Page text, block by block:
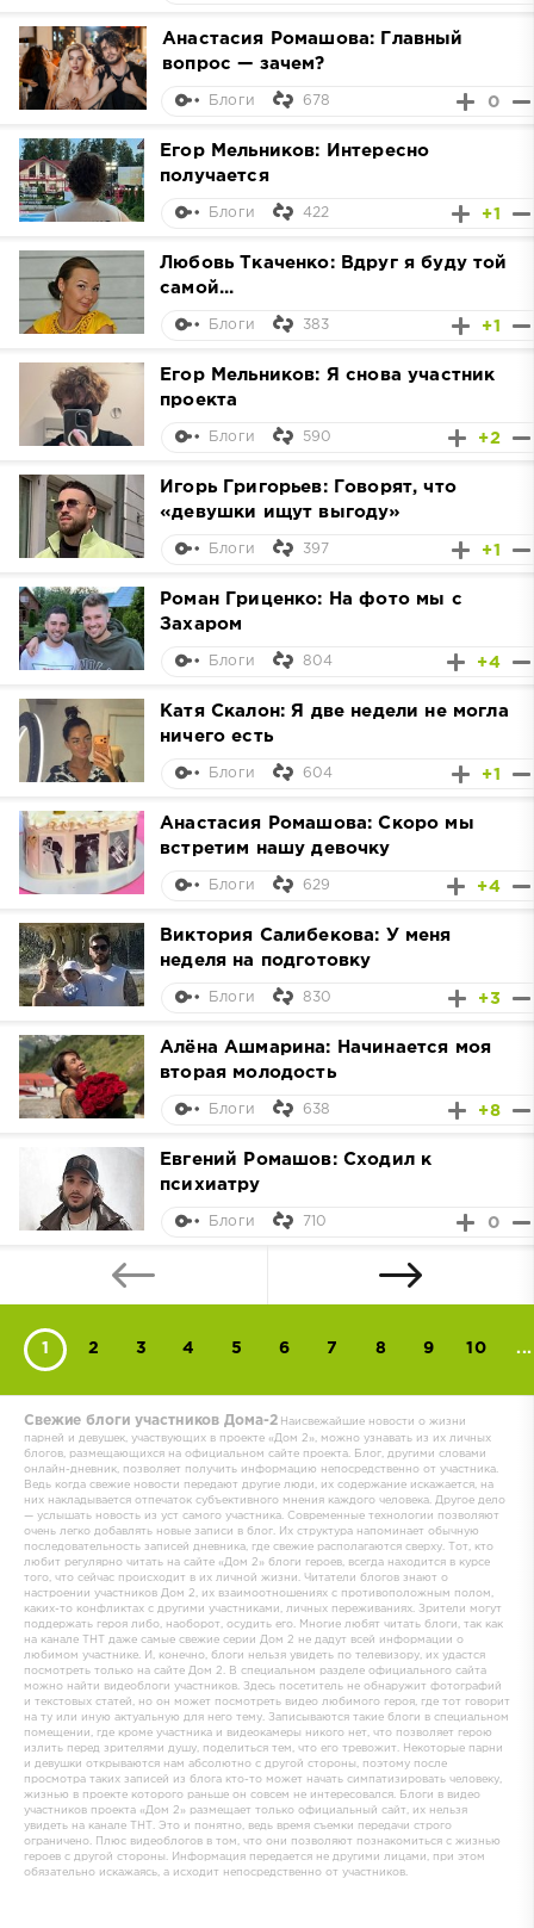
Анастасия Ромашова: Главный
вопрос — зачем?
0
Блоги 678
Егор Мельников: Интересно
получается
+1
Блоги 422
Любовь Ткаченко: Вдруг я буду той
самой...
+1
Блоги 383
Егор Мельников: Я снова участник
проекта
+2
Блоги 590
Игорь Григорьев: Говорят, что
«девушки ищут выгоду»
+1
Блоги 397
Роман Гриценко: На фото мы с
Захаром
+4
Блоги 804
Катя Скалон: Я две недели не могла
ничего есть
+1
Блоги 604
Анастасия Ромашова: Скоро мы
встретим нашу девочку
+4
Блоги 629
Виктория Салибекова: У меня
неделя на подготовку
+3
Блоги 830
Алёна Ашмарина: Начинается моя
вторая молодость
+8
Блоги 638
Евгений Ромашов: Сходил к
психиатру
0
Блоги 710
1 2 3 4 5 6 7 8 9 10 ...
Свежие блоги участников Дома-2 Наисвежайшие новости о жизни
парней и девушек, участвующих в проекте «Дом 2», можно узнавать из их личных
блогов, размещающихся на официальном сайте проекта. Блог, другими словами
онлайн-дневник, позволяет получить информацию непосредственно от участника.
Ведь когда свежие новости передают другие люди, их содержание искажается, на
них накладывается отпечаток субъективного мнения каждого человека. Другое дело
— услышать новость из уст самого участника. Современные технологии позволяют
очень легко добавлять новые записи в блог. Их структура напоминает обычную
последовательность записей дневника, где свежие располагаются сверху. Тот, кто
любит регулярно читать на сайте «Дом 2» блоги героев, всегда находится в курсе
того, что сейчас происходит в их личной жизни. Читатели блогов знают о
настроении участников Дом 2, их взаимоотношениях с противоположным полом,
каких-то конфликтах с другими участниками, личных переживаниях. Зрители могут
поддержать героя либо, наоборот, осудить его. Многие любят читать блоги, так как
на канале ТНТ даже самые свежие серии Дом 2 не дадут всей информации о
любимом участнике. И, конечно, блоги нельзя увидеть по телевизору, их удастся
посмотреть только на сайте Дом 2.
В специальном разделе официального сайта
можно найти видеоблоги участников. Здесь посетитель не обнаружит фотографий
и текстовых статей, но он может посмотреть видео любимого героя, где тот говорит
на ту или иную актуальную для него тему. Записываются такие блоги в специальном
помещении, где кроме участника и видеокамеры никого нет, что позволяет герою
излить перед зрителями душу, поделиться тем, что его тревожит. Некоторые парни
и девушки открываются нам абсолютно с другой стороны, поэтому после
просмотра таких записей из блога кто-то может начать симпатизировать человеку,
жизнью в проекте которого раньше он совсем не интересовался. Блоги в видео
участников проекта «Дом 2» размещает только официальный сайт, их нельзя
увидеть на канале ТНТ. Это и понятно, ведь время съемки передачи строго
ограничено. Плюс видеоблогов в том, что они позволяют познакомиться с жизнью
героев с другой стороны. Информация передается не другими лицами, при этом
обязательно искажаясь, а исходит непосредственно от участников.